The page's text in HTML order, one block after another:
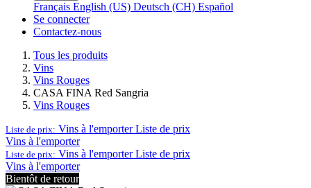
Français English (US) Deutsch (CH) Español
Se connecter
Contactez-nous
Tous les produits
Vins
Vins Rouges
CASA FINA Red Sangria
Vins Rouges
Liste de prix: Vins à l'emporter Liste de prix
Vins à l'emporter
Liste de prix: Vins à l'emporter Liste de prix
Vins à l'emporter
Bientôt de retour